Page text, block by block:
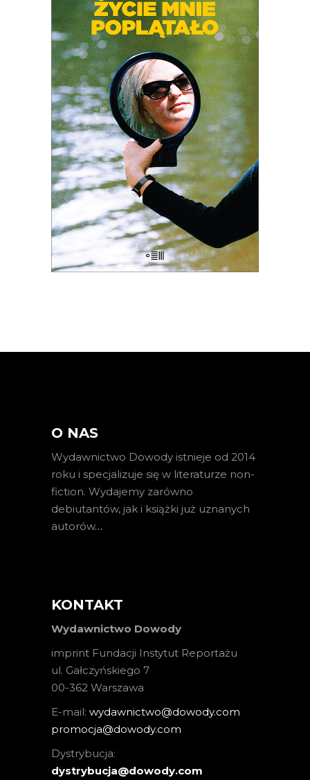
Irena Morawska – autorka
legendarnego reportażuJak Emilię z
Kalabrii od złej pani wykradłami
współtwórczyni (razem z mężem
Jerzym Morawskim) głośnych seriali
dokumentalnychChłopaki do wzięcia,
Serce z węgla, czyBallada o lekkim
zabarwieniu erotycznym– przez całe
życie wsłuchiwała się w głosy ludzi,
których Polska transformacji
pozostawiła na marginesie.
58.50zł 38.03zł
KSIĄŻKA DO KOSZYKA
O NAS
Wydawnictwo Dowody istnieje od 2014
roku i specjalizuje się w literaturze non-
fiction. Wydajemy zarówno
debiutantów, jak i książki już uznanych
autorów…
KONTAKT
Wydawnictwo Dowody
imprint Fundacji Instytut Reportażu
ul. Gałczyńskiego 7
00-362 Warszawa
E-mail: wydawnictwo@dowody.com
promocja@dowody.com
Dystrybucja:
dystrybucja@dowody.com